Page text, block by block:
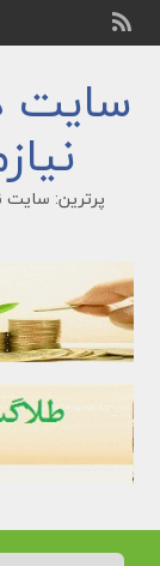
سایت
پرترین: سایت